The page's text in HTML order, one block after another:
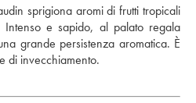
sprigiona aromi di frutti tropicali
e sapido, al palato regala
grande persistenza aromatica. È
di invecchiamento.